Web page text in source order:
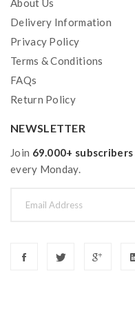
About Us
Delivery Information
Privacy Policy
Terms & Conditions
FAQs
Return Policy
NEWSLETTER
Join 69.000+ subscribers
every Monday.